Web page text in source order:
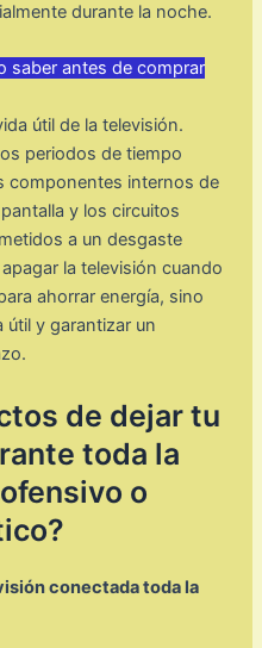
durante la noche.
saber antes de comprar
útil de la televisión.
periodos de tiempo
componentes internos de
y los circuitos
a un desgaste
la televisión cuando
ahorrar energía, sino
útil y garantizar un
de dejar tu
toda la
o
conectada toda la